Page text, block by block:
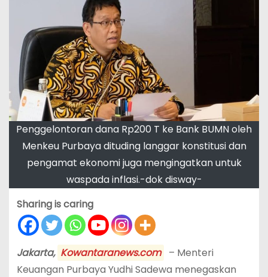
Penggelontoran dana Rp200 T ke Bank BUMN oleh
Menkeu Purbaya dituding langgar konstitusi dan
pengamat ekonomi juga mengingatkan untuk
waspada inflasi.-dok disway-
Sharing is caring
Jakarta, Kowantaranews.com
– Menteri
Keuangan Purbaya Yudhi Sadewa menegaskan